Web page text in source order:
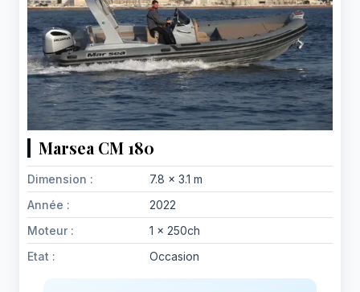
Marsea CM 180
Dimension :
7.8 x 3.1 m
Année :
2022
Moteur :
1 x 250ch
Etat :
Occasion